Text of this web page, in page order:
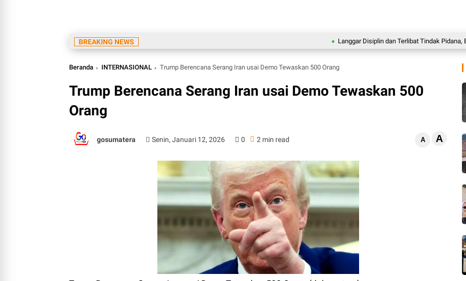
BREAKING NEWS Langgar Disiplin dan Terlibat Tindak Pidana, BGN
Beranda INTERNASIONAL Trump Berencana Serang Iran usai Demo Tewaskan 500 Orang
Trump Berencana Serang Iran usai Demo Tewaskan 500
Orang
gosumatera Senin, Januari 12, 2026 0 2 min read A A